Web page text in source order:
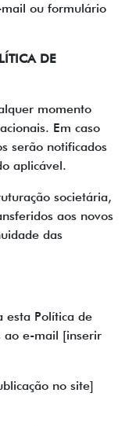
ou formulário
DE
momento
Em caso
serão notificados
aplicável.
societária,
aos novos
das
esta Política de
ao e-mail [inserir
no site]